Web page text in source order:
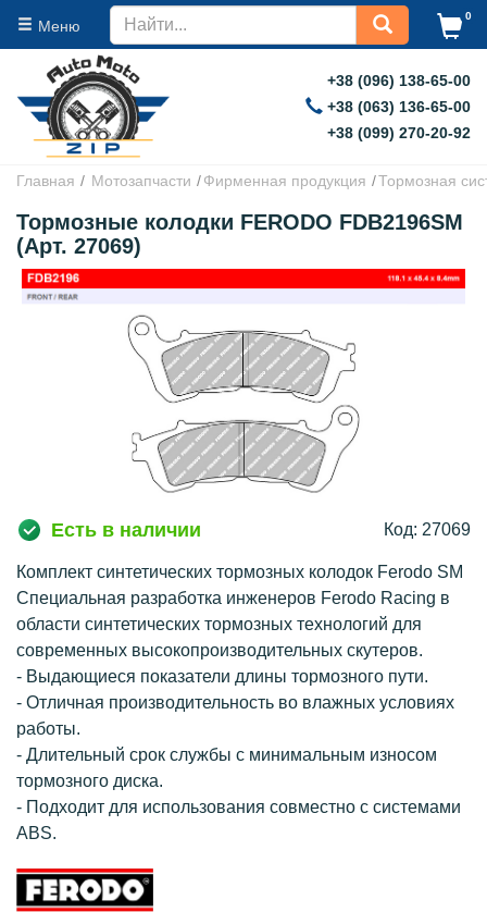
Меню
0
+38 (096) 138-65-00
+38 (063) 136-65-00
+38 (099) 270-20-92
Главная Мотозапчасти Фирменная продукция Тормозная
Тормозные колодки FERODO FDB2196SM
(Арт. 27069)
Есть в наличии Код: 27069
Комплект синтетических тормозных колодок Ferodo SM
Специальная разработка инженеров Ferodo Racing в
области синтетических тормозных технологий для
современных высокопроизводительных скутеров.
- Выдающиеся показатели длины тормозного пути.
- Отличная производительность во влажных условиях
работы.
- Длительный срок службы с минимальным износом
тормозного диска.
- Подходит для использования совместно с системами
ABS.